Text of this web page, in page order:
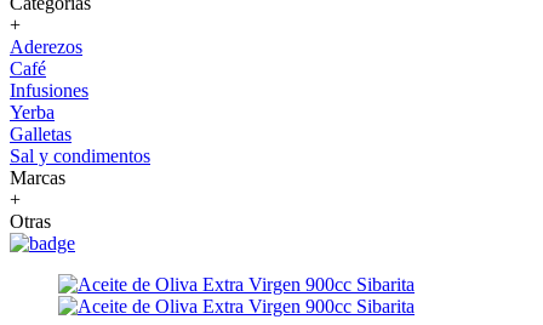
+
Aderezos
Café
Infusiones
Yerba
Galletas
Sal y condimentos
Marcas
+
Otras